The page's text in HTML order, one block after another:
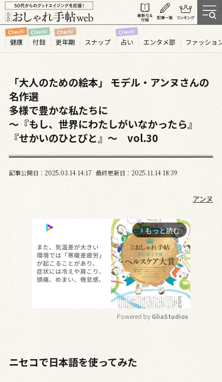
健康 付録 更年期 スナップ 占い エンタメ部 ファッショ
「大人のための絵本」 モデル・アンヌさんの
名作選
多様で豊かな私たちに
～『もし、世界にわたしがいなかったら』
『せかいのひとびと』～ vol.30
記事公開日 2025.03 1414:17 最終更新日 2025.11.14 18:39
アンヌ
arrow_forward_ios もっと読む
Powered by GliaStudios
ニセコで日本語を使ってみた